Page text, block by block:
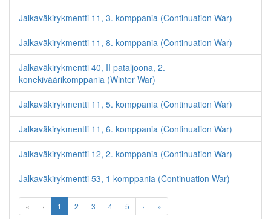
Jalkaväkirykmentti 11, 3. komppania (Continuation War)
Jalkaväkirykmentti 11, 8. komppania (Continuation War)
Jalkaväkirykmentti 40, II pataljoona, 2.
konekiväärikomppania (Winter War)
Jalkaväkirykmentti 11, 5. komppania (Continuation War)
Jalkaväkirykmentti 11, 6. komppania (Continuation War)
Jalkaväkirykmentti 12, 2. komppania (Continuation War)
Jalkaväkirykmentti 53, 1 komppania (Continuation War)
« ‹ 1 2 3 4 5 › »